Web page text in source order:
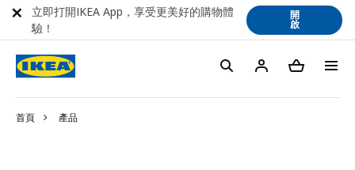
首頁 產品
立即打開IKEA App，享受更美好的購物體
驗！
開
啟